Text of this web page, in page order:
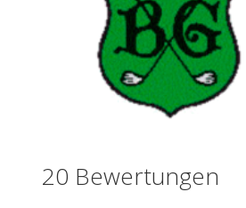
20 Bewertungen